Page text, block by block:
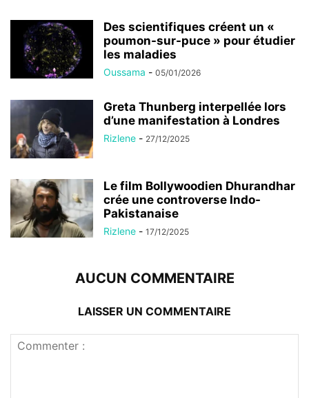
Des scientifiques créent un «
poumon-sur-puce » pour étudier
les maladies
Oussama - 05/01/2026
Greta Thunberg interpellée lors
d’une manifestation à Londres
Rizlene - 27/12/2025
Le film Bollywoodien Dhurandhar
crée une controverse Indo-
Pakistanaise
Rizlene - 17/12/2025
AUCUN COMMENTAIRE
LAISSER UN COMMENTAIRE